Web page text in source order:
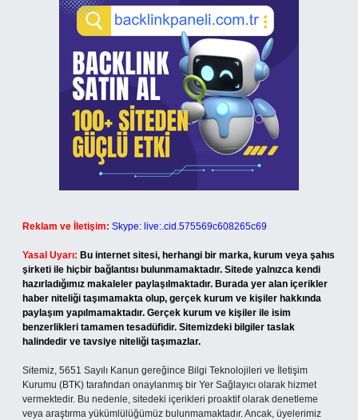
Reklam ve İletişim: Skype: live:.cid.575569c608265c69
Yasal Uyarı: Bu internet sitesi, herhangi bir marka, kurum veya şahıs
şirketi ile hiçbir bağlantısı bulunmamaktadır. Sitede yalnızca kendi
hazırladığımız makaleler paylaşılmaktadır. Burada yer alan içerikler
haber niteliği taşımamakta olup, gerçek kurum ve kişiler hakkında
paylaşım yapılmamaktadır. Gerçek kurum ve kişiler ile isim
benzerlikleri tamamen tesadüfidir. Sitemizdeki bilgiler taslak
halindedir ve tavsiye niteliği taşımazlar.
Sitemiz, 5651 Sayılı Kanun gereğince Bilgi Teknolojileri ve İletişim
Kurumu (BTK) tarafından onaylanmış bir Yer Sağlayıcı olarak hizmet
vermektedir. Bu nedenle, sitedeki içerikleri proaktif olarak denetleme
veya araştırma yükümlülüğümüz bulunmamaktadır. Ancak, üyelerimiz